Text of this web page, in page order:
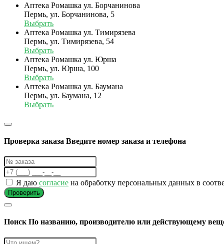
Аптека Ромашка ул. Борчанинова
Пермь, ул. Борчанинова, 5
Выбрать
Аптека Ромашка ул. Тимирязева
Пермь, ул. Тимирязева, 54
Выбрать
Аптека Ромашка ул. Юрша
Пермь, ул. Юрша, 100
Выбрать
Аптека Ромашка ул. Баумана
Пермь, ул. Баумана, 12
Выбрать
Проверка заказа Введите номер заказа и телефона
Я даю согласие на обработку персональных данных в
Проверить
ПоискПо названию, производителю или действующему